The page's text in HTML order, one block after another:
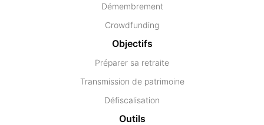
Démembrement
Crowdfunding
Objectifs
Préparer sa retraite
Transmission de patrimoine
Défiscalisation
Outils